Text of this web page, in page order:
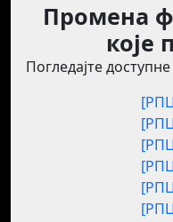
Промена
које
Погледајте